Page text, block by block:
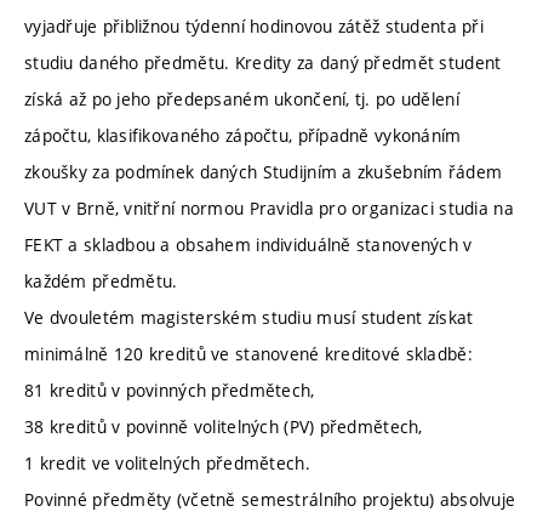
vyjadřuje přibližnou týdenní hodinovou zátěž studenta při
studiu daného předmětu. Kredity za daný předmět student
získá až po jeho předepsaném ukončení, tj. po udělení
zápočtu, klasifikovaného zápočtu, případně vykonáním
zkoušky za podmínek daných Studijním a zkušebním řádem
VUT v Brně, vnitřní normou Pravidla pro organizaci studia na
FEKT a skladbou a obsahem individuálně stanovených v
každém předmětu.
Ve dvouletém magisterském studiu musí student získat
minimálně 120 kreditů ve stanovené kreditové skladbě:
81 kreditů v povinných předmětech,
38 kreditů v povinně volitelných (PV) předmětech,
1 kredit ve volitelných předmětech.
Povinné předměty (včetně semestrálního projektu) absolvuje